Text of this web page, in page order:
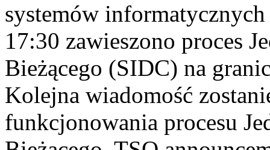
systemów
17:30 zawieszono proces
Bieżącego (SIDC) na
Kolejna wiadomość
funkcjonowania procesu